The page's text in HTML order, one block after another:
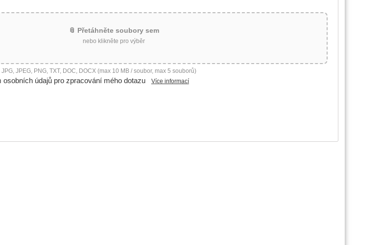
📎 Přetáhněte soubory sem
nebo klikněte pro výběr
JPEG, PNG, TXT, DOC, DOCX (max 10 MB / soubor, max 5 souborů)
údajů pro zpracování mého dotazu Více informací